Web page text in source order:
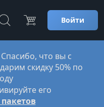
Войти
Спасибо, что вы с
скидку 50% по
его